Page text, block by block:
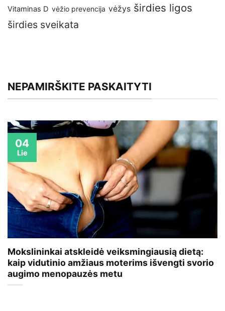
Vitaminas D vėžio prevencija vėžys širdies ligos
širdies sveikata
NEPAMIRŠKITE PASKAITYTI
Mokslininkai atskleidė veiksmingiausią dietą:
kaip vidutinio amžiaus moterims išvengti svorio
augimo menopauzės metu
04
Lie